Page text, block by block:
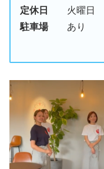
定休日
火曜日
駐車場 あり